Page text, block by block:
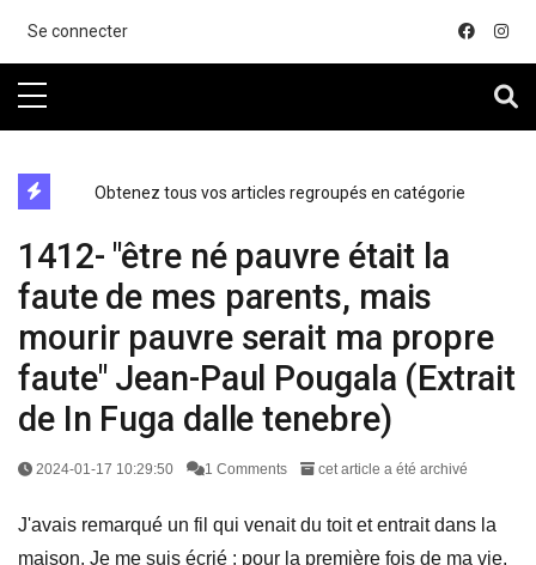
Se connecter
Obtenez tous vos articles regroupés en catégorie
1412- "être né pauvre était la
faute de mes parents, mais
mourir pauvre serait ma propre
faute" Jean-Paul Pougala (Extrait
de In Fuga dalle tenebre)
2024-01-17 10:29:50 1 Comments cet article a été archivé
J'avais remarqué un fil qui venait du toit et entrait dans la
maison. Je me suis écrié : pour la première fois de ma vie,